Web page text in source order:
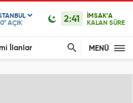
AÇIK 2:41
İMSAK'A
KALAN SÜRE
İlanlar MENÜ